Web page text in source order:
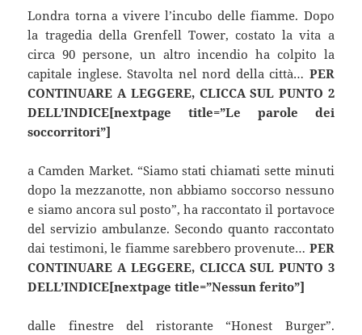
Londra torna a vivere l’incubo delle fiamme. Dopo
la tragedia della Grenfell Tower, costato la vita a
circa 90 persone, un altro incendio ha colpito la
capitale inglese. Stavolta nel nord della città… PER
CONTINUARE A LEGGERE, CLICCA SUL PUNTO 2
DELL’INDICE[nextpage title=”Le parole dei
soccorritori”]
a Camden Market. “Siamo stati chiamati sette minuti
dopo la mezzanotte, non abbiamo soccorso nessuno
e siamo ancora sul posto”, ha raccontato il portavoce
del servizio ambulanze. Secondo quanto raccontato
dai testimoni, le fiamme sarebbero provenute… PER
CONTINUARE A LEGGERE, CLICCA SUL PUNTO 3
DELL’INDICE[nextpage title=”Nessun ferito”]
dalle finestre del ristorante “Honest Burger”.